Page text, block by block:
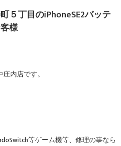
５丁目のiPhoneSE2バッテ
様
内店です。
等ゲーム機等、修理の事なら